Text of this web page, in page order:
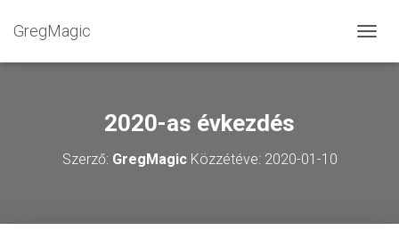
GregMagic
2020-as évkezdés
Szerző: GregMagicKözzétéve: 2020-01-10